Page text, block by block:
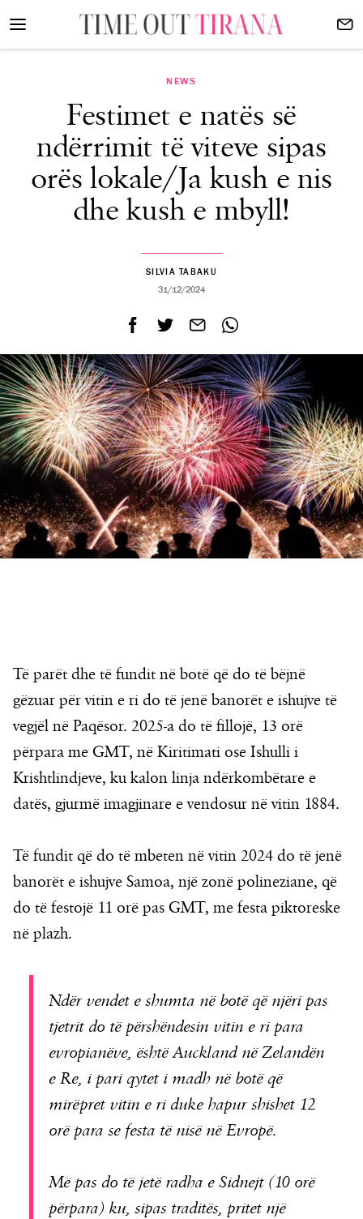
NEWS
Festimet e natës së
ndërrimit të viteve sipas
orës lokale/Ja kush e nis
dhe kush e mbyll!
SILVIA TABAKU
31/12/2024
Të parët dhe të fundit në botë që do të bëjnë
gëzuar për vitin e ri do të jenë banorët e ishujve të
vegjël në Paqësor. 2025-a do të fillojë, 13 orë
përpara me GMT, në Kiritimati ose Ishulli i
Krishtlindjeve, ku kalon linja ndërkombëtare e
datës, gjurmë imagjinare e vendosur në vitin 1884.
Të fundit që do të mbeten në vitin 2024 do të jenë
banorët e ishujve Samoa, një zonë polineziane, që
do të festojë 11 orë pas GMT, me festa piktoreske
në plazh.
Ndër vendet e shumta në botë që njëri pas
tjetrit do të përshëndesin vitin e ri para
evropianëve, është Auckland në Zelandën
e Re, i pari qytet i madh në botë që
mirëpret vitin e ri duke hapur shishet 12
orë para se festa të nisë në Evropë.
Më pas do të jetë radha e Sidnejt (10 orë
përpara) ku, sipas traditës, pritet një